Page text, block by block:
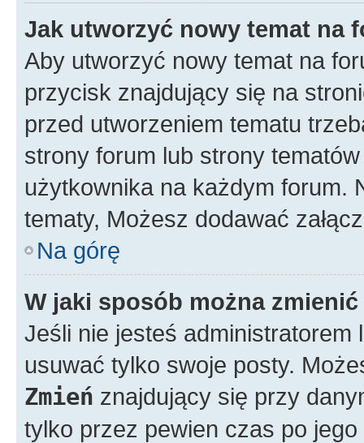
Jak utworzyć nowy temat na
Aby utworzyć nowy temat na
przycisk znajdujący się na
przed utworzeniem tematu
strony forum lub strony
użytkownika na każdym forum.
tematy, Możesz dodawać
Na górę
W jaki sposób można
Jeśli nie jesteś
usuwać tylko swoje posty.
Zmień znajdujący się przy
tylko przez pewien czas po